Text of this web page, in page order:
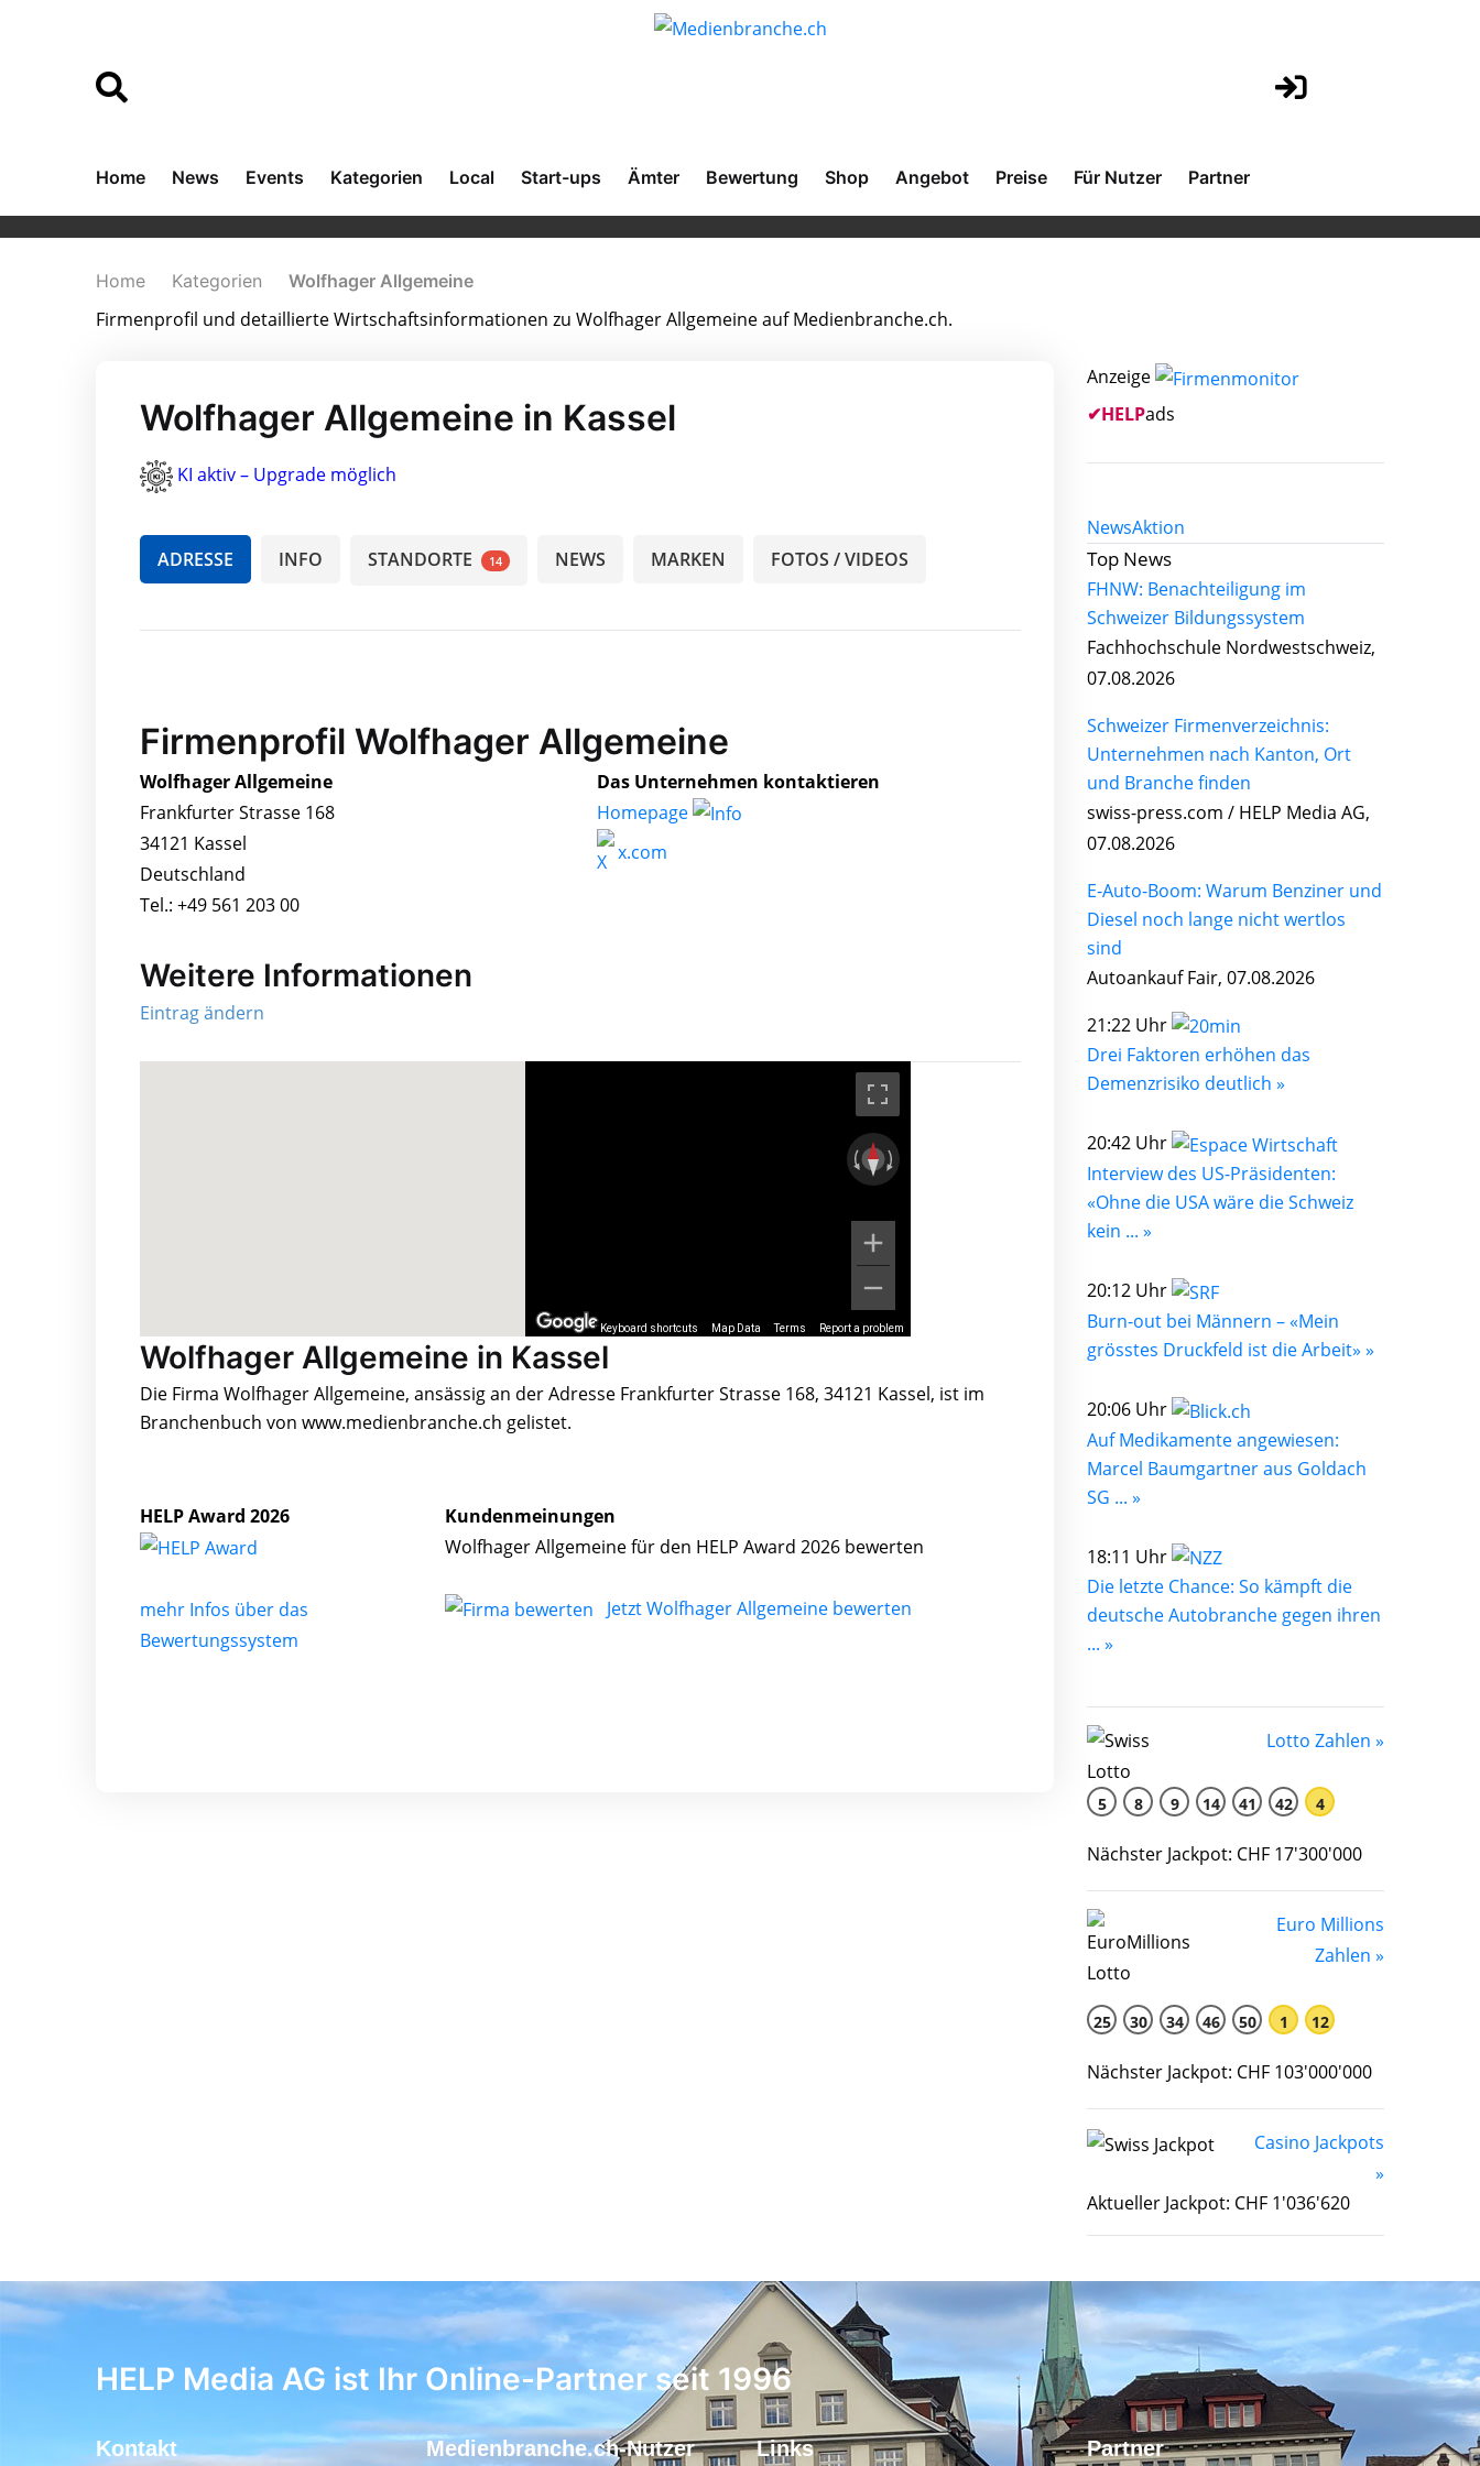
Home News Events Kategorien Local Start-ups Ämter Bewertung Shop Angebot Preise Für Nutzer Partner
Home Kategorien Wolfhager Allgemeine
Firmenprofil und detaillierte Wirtschaftsinformationen zu Wolfhager Allgemeine auf Medienbranche.ch.
Wolfhager Allgemeine in Kassel
KI aktiv – Upgrade möglich
ADRESSE INFO STANDORTE 14 NEWS MARKEN FOTOS / VIDEOS
Firmenprofil Wolfhager Allgemeine
Wolfhager Allgemeine
Frankfurter Strasse 168
34121 Kassel
Deutschland
Tel.: +49 561 203 00
Das Unternehmen kontaktieren
Homepage
x.com
Weitere Informationen
Eintrag ändern
Keyboard shortcuts Map Data Terms Report a problem
Wolfhager Allgemeine in Kassel
Die Firma Wolfhager Allgemeine, ansässig an der Adresse Frankfurter Strasse 168, 34121 Kassel, ist im
Branchenbuch von www.medienbranche.ch gelistet.
HELP Award 2026
mehr Infos über das
Bewertungssystem
Kundenmeinungen
Wolfhager Allgemeine für den HELP Award 2026 bewerten
Jetzt Wolfhager Allgemeine bewerten
Anzeige
✔HELPads
NewsAktion
Top News
FHNW: Benachteiligung im
Schweizer Bildungssystem
Fachhochschule Nordwestschweiz,
07.08.2026
Schweizer Firmenverzeichnis:
Unternehmen nach Kanton, Ort
und Branche finden
swiss-press.com / HELP Media AG,
07.08.2026
E-Auto-Boom: Warum Benziner und
Diesel noch lange nicht wertlos
sind
Autoankauf Fair, 07.08.2026
21:22 Uhr
Drei Faktoren erhöhen das
Demenzrisiko deutlich »
20:42 Uhr
Interview des US-Präsidenten:
«Ohne die USA wäre die Schweiz
kein ... »
20:12 Uhr
Burn-out bei Männern – «Mein
grösstes Druckfeld ist die Arbeit» »
20:06 Uhr
Auf Medikamente angewiesen:
Marcel Baumgartner aus Goldach
SG ... »
18:11 Uhr
Die letzte Chance: So kämpft die
deutsche Autobranche gegen ihren
... »
Lotto Zahlen »
5 8 9 14 41 42 4
Nächster Jackpot: CHF 17'300'000
Euro Millions
Zahlen »
25 30 34 46 50 1 12
Nächster Jackpot: CHF 103'000'000
Casino Jackpots
»
Aktueller Jackpot: CHF 1'036'620
HELP Media AG ist Ihr Online-Partner seit 1996
Kontakt Medienbranche.ch-Nutzer Links Partner